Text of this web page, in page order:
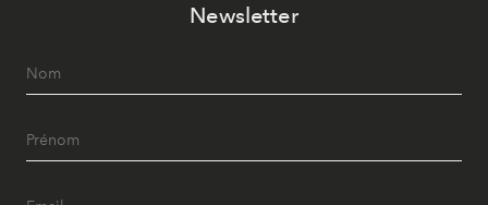
Newsletter